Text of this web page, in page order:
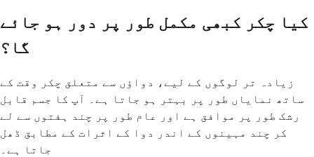
کیا چکر کبھی مکمل طور پر دور ہو جائے
گا؟
زیادہ تر لوگوں کے لیے، دواؤں سے متعلق چکر وقت کے
ساتھ نمایاں طور پر بہتر ہو جاتا ہے۔ آپ کا جسم قابل
رشک طور پر موافق ہے اور عام طور پر چند ہفتوں سے لے
کر چند مہینوں کے اندر دوا کے اثرات کے مطابق ڈھل
جاتا ہے۔